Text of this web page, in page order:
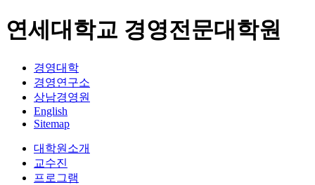
연세대학교 경영전문대학원
경영대학
경영연구소
상남경영원
English
Sitemap
대학원소개
교수진
프로그램